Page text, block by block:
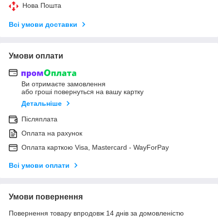
Нова Пошта
Всі умови доставки
Умови оплати
Ви отримаєте замовлення
або гроші повернуться на вашу картку
Детальніше
Післяплата
Оплата на рахунок
Оплата карткою Visa, Mastercard - WayForPay
Всі умови оплати
Умови повернення
Повернення товару впродовж 14 днів за домовленістю